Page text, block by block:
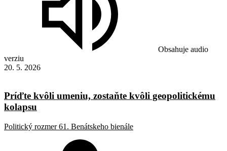
Obsahuje audio
verziu
20. 5. 2026
Príďte kvôli umeniu, zostaňte kvôli geopolitickému
kolapsu
Politický rozmer 61. Benátskeho bienále